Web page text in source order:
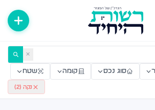
— רשות היחיד ✕
סוג נכס קומה שטח
נקה (2
)